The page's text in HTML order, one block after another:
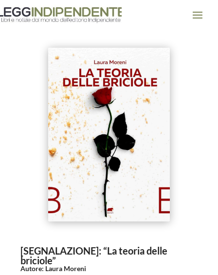
[SEGNALAZIONE]: “La teoria delle
briciole”
Autore: Laura Moreni